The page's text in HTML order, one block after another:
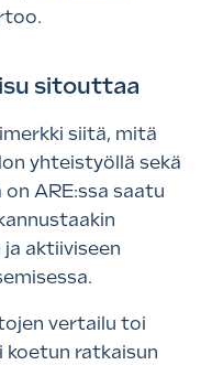
sitouttaa
siitä, mitä
yhteistyöllä sekä
ARE:ssa saatu
aktiiviseen
vertailu toi
koetun ratkaisun